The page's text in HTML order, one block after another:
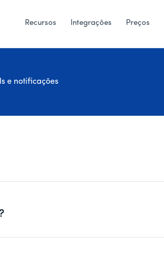
Recursos Integrações Preços
e notificações